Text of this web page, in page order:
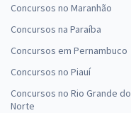
Concursos no Maranhão
Concursos na Paraíba
Concursos em Pernambuco
Concursos no Piauí
Concursos no Rio Grande do
Norte